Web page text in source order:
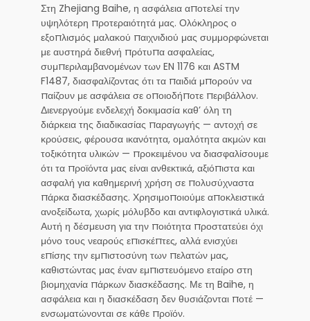
Στη Zhejiang Baihe, η ασφάλεια αποτελεί την
υψηλότερη προτεραιότητά μας. Ολόκληρος ο
εξοπλισμός μαλακού παιχνιδιού μας συμμορφώνεται
με αυστηρά διεθνή πρότυπα ασφαλείας,
συμπεριλαμβανομένων των EN 1176 και ASTM
F1487, διασφαλίζοντας ότι τα παιδιά μπορούν να
παίζουν με ασφάλεια σε οποιοδήποτε περιβάλλον.
Διενεργούμε ενδελεχή δοκιμασία καθ’ όλη τη
διάρκεια της διαδικασίας παραγωγής — αντοχή σε
κρούσεις, φέρουσα ικανότητα, ομαλότητα ακμών και
τοξικότητα υλικών — προκειμένου να διασφαλίσουμε
ότι τα προϊόντα μας είναι ανθεκτικά, αξιόπιστα και
ασφαλή για καθημερινή χρήση σε πολυσύχναστα
πάρκα διασκέδασης. Χρησιμοποιούμε αποκλειστικά
ανοξείδωτα, χωρίς μόλυβδο και αντιφλογιστικά υλικά.
Αυτή η δέσμευση για την ποιότητα προστατεύει όχι
μόνο τους νεαρούς επισκέπτες, αλλά ενισχύει
επίσης την εμπιστοσύνη των πελατών μας,
καθιστώντας μας έναν εμπιστευόμενο εταίρο στη
βιομηχανία πάρκων διασκέδασης. Με τη Baihe, η
ασφάλεια και η διασκέδαση δεν θυσιάζονται ποτέ —
ενσωματώνονται σε κάθε προϊόν.